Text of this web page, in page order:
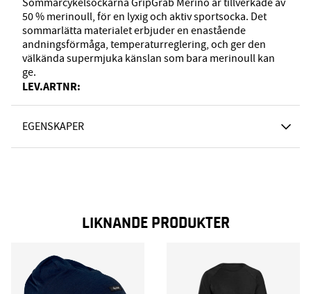
50 % merinoull, för en lyxig och aktiv sportsocka. Det
sommarlätta materialet erbjuder en enastående
andningsförmåga, temperaturreglering, och ger den
välkända supermjuka känslan som bara merinoull kan
ge.
LEV.ARTNR:
EGENSKAPER
LIKNANDE PRODUKTER